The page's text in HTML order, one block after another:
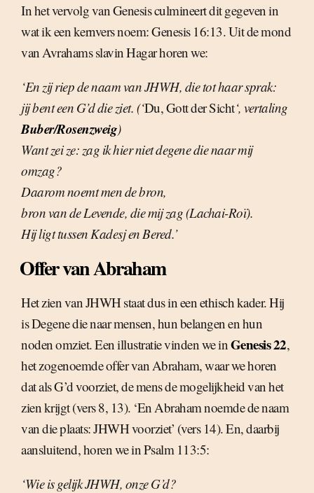
In het vervolg van Genesis culmineert dit gegeven in
wat ik een kernvers noem: Genesis 16:13. Uit de mond
van Avrahams slavin Hagar horen we:
‘En zij riep de naam van JHWH, die tot haar sprak:
jij bent een G’d die ziet. (‘Du, Gott der Sicht‘, vertaling
Buber/Rosenzweig)
Want zei ze: zag ik hier niet degene die naar mij
omzag?
Daarom noemt men de bron,
bron van de Levende, die mij zag (Lachai-Roï).
Hij ligt tussen Kadesj en Bered.’
Offer van Abraham
Het zien van JHWH staat dus in een ethisch kader. Hij
is Degene die naar mensen, hun belangen en hun
noden omziet. Een illustratie vinden we in Genesis 22,
het zogenoemde offer van Abraham, waar we horen
dat als G’d voorziet, de mens de mogelijkheid van het
zien krijgt (vers 8, 13). ‘En Abraham noemde de naam
van die plaats: JHWH voorziet’ (vers 14). En, daarbij
aansluitend, horen we in Psalm 113:5:
‘Wie is gelijk JHWH, onze G’d?